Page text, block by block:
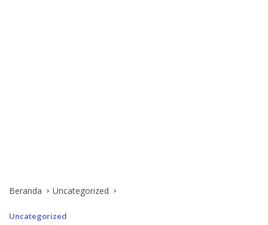
Beranda Uncategorized
Uncategorized